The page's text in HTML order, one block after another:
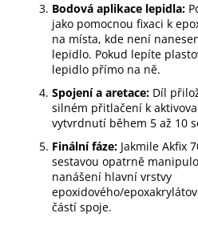
Bodová aplikace lepidla:
jako pomocnou fixaci k
na místa, kde není
lepidlo. Pokud lepíte
lepidlo přímo na ně.
Spojení a aretace: Díl
silném přitlačení k
vytvrdnutí během 5 až 10
Finální fáze: Jakmile Akfix
sestavou opatrně
nanášení hlavní vrstvy
epoxidového/
částí spoje.